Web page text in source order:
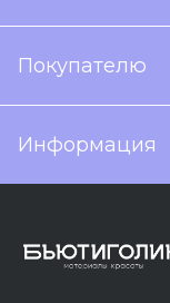
Покупателю
Информация